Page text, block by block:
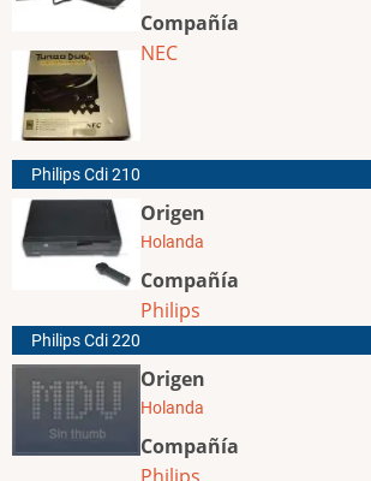
Compañía
NEC
Philips Cdi 210
Origen
Holanda
Compañía
Philips
Philips Cdi 220
Origen
Holanda
Compañía